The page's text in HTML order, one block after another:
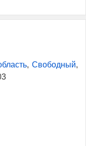
, Свободный,